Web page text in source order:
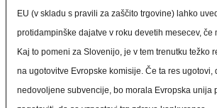
EU (v skladu s pravili za zaščito trgovine) lahko
protidampinške dajatve v roku devetih mesecev, če
Kaj to pomeni za Slovenijo, je v tem trenutku težko
na ugotovitve Evropske komisije. Če ta res ugotovi,
nedovoljene subvencije, bo morala Evropska unija